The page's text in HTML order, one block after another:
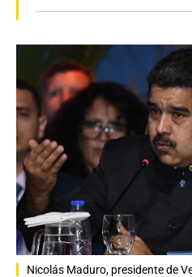
Nicolás Maduro, presidente de